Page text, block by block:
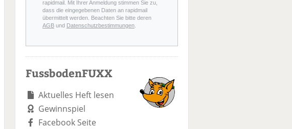
rapidmail. Mit Ihrer Anmeldung stimmen Sie zu,
dass die eingegebenen Daten an rapidmail
übermittelt werden. Beachten Sie bitte deren
AGB und Datenschutzbestimmungen.
FussbodenFUXX
Aktuelles Heft lesen
Gewinnspiel
Facebook Seite